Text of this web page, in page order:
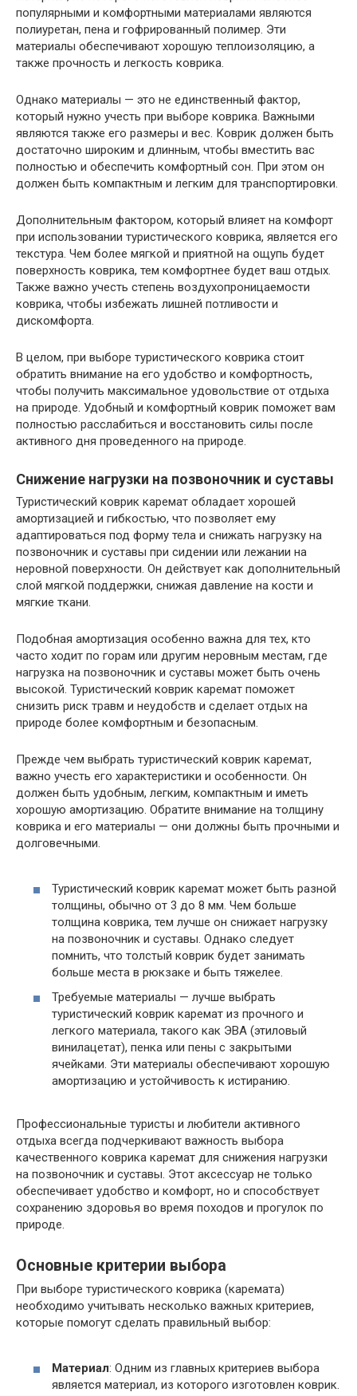
популярными и комфортными материалами являются
полиуретан, пена и гофрированный полимер. Эти
материалы обеспечивают хорошую теплоизоляцию, а
также прочность и легкость коврика.
Однако материалы — это не единственный фактор,
который нужно учесть при выборе коврика. Важными
являются также его размеры и вес. Коврик должен быть
достаточно широким и длинным, чтобы вместить вас
полностью и обеспечить комфортный сон. При этом он
должен быть компактным и легким для транспортировки.
Дополнительным фактором, который влияет на комфорт
при использовании туристического коврика, является его
текстура. Чем более мягкой и приятной на ощупь будет
поверхность коврика, тем комфортнее будет ваш отдых.
Также важно учесть степень воздухопроницаемости
коврика, чтобы избежать лишней потливости и
дискомфорта.
В целом, при выборе туристического коврика стоит
обратить внимание на его удобство и комфортность,
чтобы получить максимальное удовольствие от отдыха
на природе. Удобный и комфортный коврик поможет вам
полностью расслабиться и восстановить силы после
активного дня проведенного на природе.
Снижение нагрузки на позвоночник и суставы
Туристический коврик каремат обладает хорошей
амортизацией и гибкостью, что позволяет ему
адаптироваться под форму тела и снижать нагрузку на
позвоночник и суставы при сидении или лежании на
неровной поверхности. Он действует как дополнительный
слой мягкой поддержки, снижая давление на кости и
мягкие ткани.
Подобная амортизация особенно важна для тех, кто
часто ходит по горам или другим неровным местам, где
нагрузка на позвоночник и суставы может быть очень
высокой. Туристический коврик каремат поможет
снизить риск травм и неудобств и сделает отдых на
природе более комфортным и безопасным.
Прежде чем выбрать туристический коврик каремат,
важно учесть его характеристики и особенности. Он
должен быть удобным, легким, компактным и иметь
хорошую амортизацию. Обратите внимание на толщину
коврика и его материалы — они должны быть прочными и
долговечными.
Туристический коврик каремат может быть разной
толщины, обычно от 3 до 8 мм. Чем больше
толщина коврика, тем лучше он снижает нагрузку
на позвоночник и суставы. Однако следует
помнить, что толстый коврик будет занимать
больше места в рюкзаке и быть тяжелее.
Требуемые материалы — лучше выбрать
туристический коврик каремат из прочного и
легкого материала, такого как ЭВА (этиловый
винилацетат), пенка или пены с закрытыми
ячейками. Эти материалы обеспечивают хорошую
амортизацию и устойчивость к истиранию.
Профессиональные туристы и любители активного
отдыха всегда подчеркивают важность выбора
качественного коврика каремат для снижения нагрузки
на позвоночник и суставы. Этот аксессуар не только
обеспечивает удобство и комфорт, но и способствует
сохранению здоровья во время походов и прогулок по
природе.
Основные критерии выбора
При выборе туристического коврика (каремата)
необходимо учитывать несколько важных критериев,
которые помогут сделать правильный выбор:
Материал: Одним из главных критериев выбора
является материал, из которого изготовлен коврик.